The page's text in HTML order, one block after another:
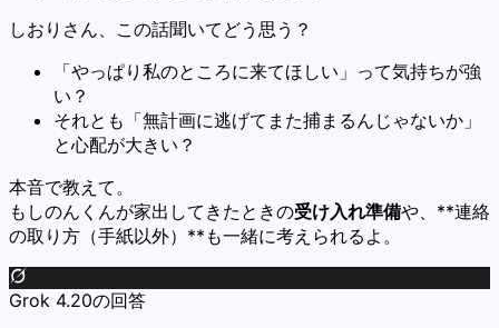
しおりさん、この話聞いてどう思う？
「やっぱり私のところに来てほしい」って気持ちが強
い？
それとも「無計画に逃げてまた捕まるんじゃないか」
と心配が大きい？
本音で教えて。
もしのんくんが家出してきたときの受け入れ準備や、**連絡
の取り方（手紙以外）**も一緒に考えられるよ。
Grok 4.20の回答